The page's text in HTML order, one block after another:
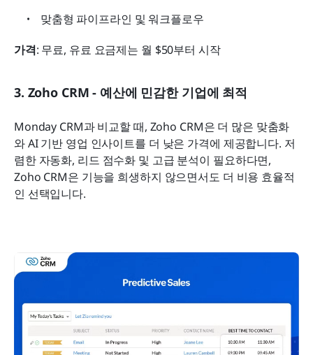
맞춤형 파이프라인 및 워크플로우
가격: 무료, 유료 요금제는 월 $50부터 시작
3. Zoho CRM - 예산에 민감한 기업에 최적
Monday CRM과 비교할 때, Zoho CRM은 더 많은 맞춤화
와 AI 기반 영업 인사이트를 더 낮은 가격에 제공합니다. 저
렴한 자동화, 리드 점수화 및 고급 분석이 필요하다면,
Zoho CRM은 기능을 희생하지 않으면서도 더 비용 효율적
인 선택입니다.